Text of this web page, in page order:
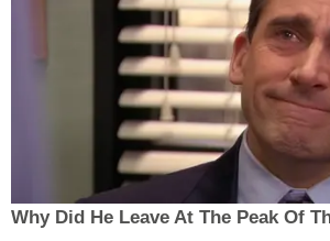
Why Did He Leave At The Peak Of